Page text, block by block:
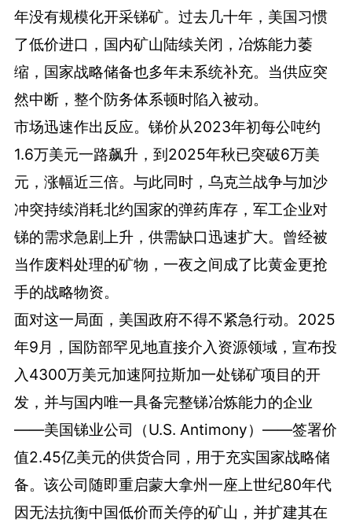
年没有规模化开采锑矿。过去几十年，美国习惯
了低价进口，国内矿山陆续关闭，冶炼能力萎
缩，国家战略储备也多年未系统补充。当供应突
然中断，整个防务体系顿时陷入被动。
市场迅速作出反应。锑价从2023年初每公吨约
1.6万美元一路飙升，到2025年秋已突破6万美
元，涨幅近三倍。与此同时，乌克兰战争与加沙
冲突持续消耗北约国家的弹药库存，军工企业对
锑的需求急剧上升，供需缺口迅速扩大。曾经被
当作废料处理的矿物，一夜之间成了比黄金更抢
手的战略物资。
面对这一局面，美国政府不得不紧急行动。2025
年9月，国防部罕见地直接介入资源领域，宣布投
入4300万美元加速阿拉斯加一处锑矿项目的开
发，并与国内唯一具备完整锑冶炼能力的企业
——美国锑业公司（U.S. Antimony）——签署价
值2.45亿美元的供货合同，用于充实国家战略储
备。该公司随即重启蒙大拿州一座上世纪80年代
因无法抗衡中国低价而关停的矿山，并扩建其在